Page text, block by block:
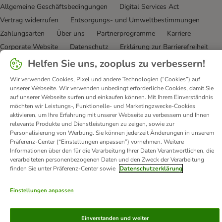
Allgemeine Geschäftsbedingungen
Digital Services Act
Vertrag widerrufen
Entsorgungs- und Umweltbestimmungen
Zahlungsarten
Über uns Partnerprogramme
Karriere
Corporate Website
Datenschutz Erklärung zur Barrierefreiheit
© zooplus SE2026
Helfen Sie uns, zooplus zu verbessern!
Wir verwenden Cookies, Pixel und andere Technologien (“Cookies”) auf
unserer Webseite. Wir verwenden unbedingt erforderliche Cookies, damit Sie
auf unserer Webseite surfen und einkaufen können. Mit Ihrem Einverständnis
möchten wir Leistungs-, Funktionelle- und Marketingzwecke-Cookies
aktivieren, um Ihre Erfahrung mit unserer Webseite zu verbessern und Ihnen
relevante Produkte und Dienstleistungen zu zeigen, sowie zur
Personalisierung von Werbung. Sie können jederzeit Änderungen in unserem
Präferenz-Center (“Einstellungen anpassen”) vornehmen. Weitere
Informationen über den für die Verarbeitung Ihrer Daten Verantwortlichen, die
verarbeiteten personenbezogenen Daten und den Zweck der Verarbeitung
finden Sie unter Präferenz-Center sowie Datenschutzerklärung
Einstellungen anpassen
Einverstanden und weiter